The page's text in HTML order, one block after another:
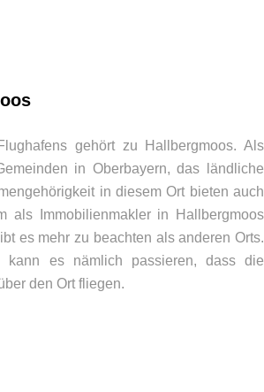
gehört zu Hallbergmoos. Als
in Oberbayern, das ländliche
in diesem Ort bieten auch
als Immobilienmakler in Hallbergmoos
es mehr zu beachten als anderen Orts.
kann es nämlich passieren, dass die
den Ort fliegen.